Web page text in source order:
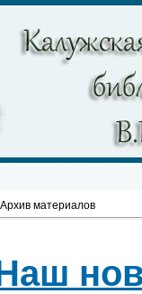
Архив материалов